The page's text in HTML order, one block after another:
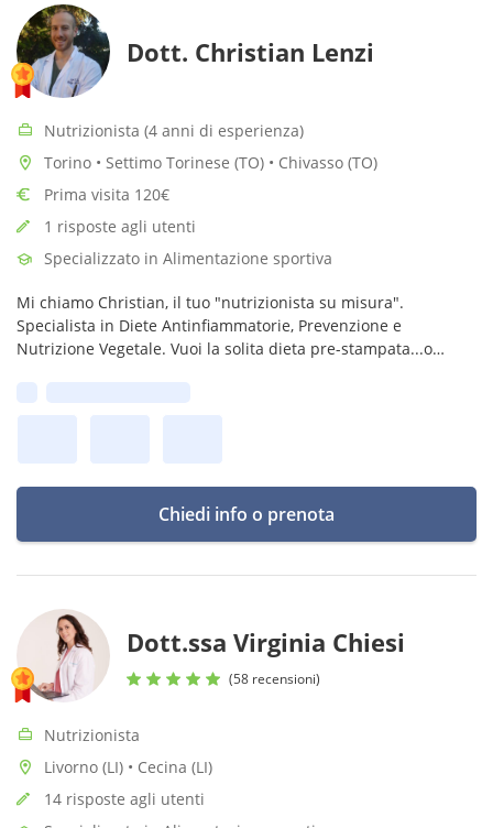
Dott. Christian Lenzi
Nutrizionista (4 anni di esperienza)
Torino • Settimo Torinese (TO) • Chivasso (TO)
Prima visita 120€
1 risposte agli utenti
Specializzato in Alimentazione sportiva
Mi chiamo Christian, il tuo "nutrizionista su misura".
Specialista in Diete Antinfiammatorie, Prevenzione e
Nutrizione Vegetale. Vuoi la solita dieta pre-stampata...o
Chiedi info o prenota
Dott.ssa Virginia Chiesi
(58 recensioni)
Nutrizionista
Livorno (LI) • Cecina (LI)
14 risposte agli utenti